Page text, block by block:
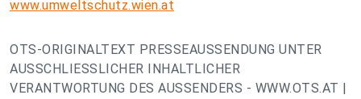
www.umweltschutz.wien.at
OTS-ORIGINALTEXT PRESSEAUSSENDUNG UNTER
AUSSCHLIESSLICHER INHALTLICHER
VERANTWORTUNG DES AUSSENDERS - WWW.OTS.AT |